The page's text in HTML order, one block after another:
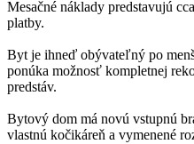
Mesačné náklady predstavujú
platby.
Byt je ihneď obývateľný po
ponúka možnosť kompletnej
predstáv.
Bytový dom má novú vstupnú
vlastnú kočikáreň a vymenené